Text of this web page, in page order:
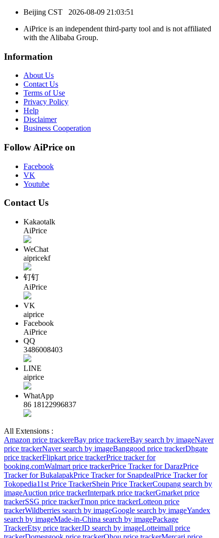
Beijing CST 2026-08-09 21:03:51
AiPrice is an independent third-party tool and is not affiliated
with the Alibaba Group.
Information
About Us
Contact Us
Terms of Use
Privacy Policy
Help
Disclaimer
Business Cooperation
Follow AiPrice on
Facebook
VK
Youtube
Contact Us
Kakaotalk
AiPrice
WeChat
aipricekf
钉钉
AiPrice
VK
aiprice
Facebook
AiPrice
QQ
3486008403
LINE
aiprice
WhatApp
86 18122996837
All Extensions :
Amazon price trackereBay price trackereBay search by imageNaver
price trackerNaver search by imageBanggood price trackerDhgate
price trackerFlipkart price trackerPrice tracker for
booking.comWalmart price trackerPrice Tracker for DarazPrice
Tracker for BukalapakPrice Tracker for SnapdealPrice Tracker for
Tokopedia11st Price TrackerShein Price TrackerCoupang search by
imageAuction price trackerInterpark price trackerGmarket price
trackerSSG price trackerTmon price trackerLotteon price
trackerWildberries search by imageGoogle search by imageYandex
search by imageMade-in-China search by imagePackage
TrackerEtsy price trackerJD search by imageLotteimall price